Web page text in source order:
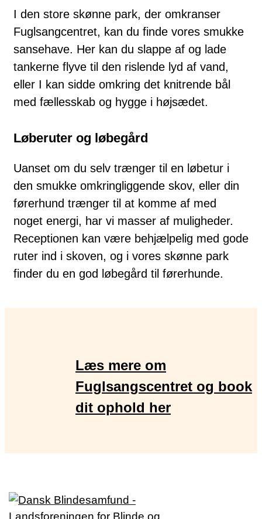
I den store skønne park, der omkranser
Fuglsangcentret, kan du finde vores smukke
sansehave. Her kan du slappe af og lade
tankerne flyve til den rislende lyd af vand,
eller I kan sidde omkring det knitrende bål
med fællesskab og hygge i højsædet.
Løberuter og løbegård
Uanset om du selv trænger til en løbetur i
den smukke omkringliggende skov, eller din
førerhund trænger til at komme af med
noget energi, har vi masser af muligheder.
Receptionen kan være behjælpelig med gode
ruter ind i skoven, og i vores skønne park
finder du en god løbegård til førerhunde.
Læs mere om
Fuglsangscentret og book
dit ophold her